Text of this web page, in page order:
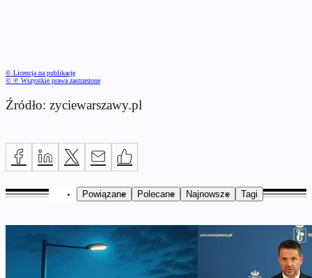
© Licencja na publikację
© ℗ Wszystkie prawa zastrzeżone
Źródło: zyciewarszawy.pl
Powiązane Polecane Najnowsze Tagi